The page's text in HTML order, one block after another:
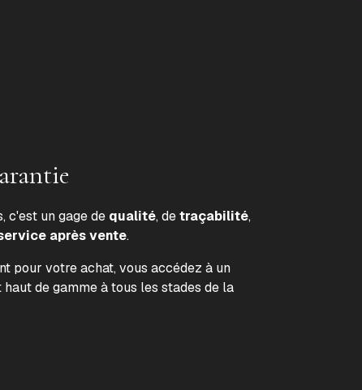
c'est un gage de qualité, detraçabilité,
après vente.
pour votre achat, vous accédez à un
de gamme à tous les stades de la